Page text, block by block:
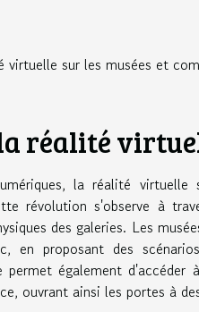
virtuelle sur les musées et
réalité
la réalité
révolution s'observe à
des galeries. Les
en proposant des
également d'accéder
ouvrant ainsi les portes à